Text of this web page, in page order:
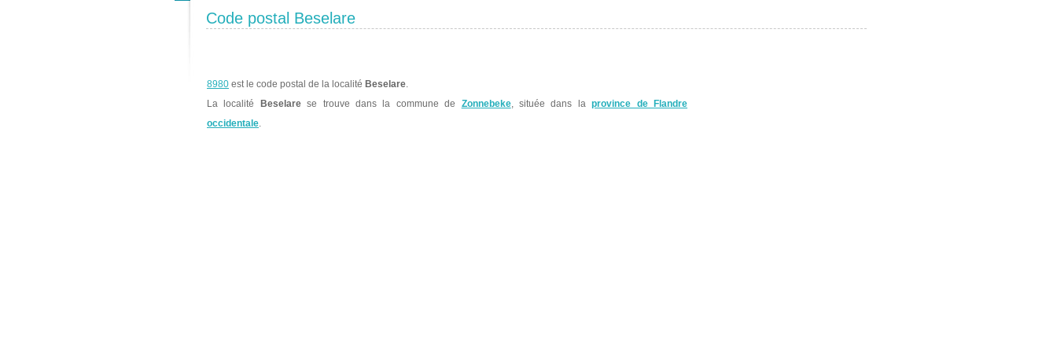
Code postal Beselare
8980 est le code postal de la localité Beselare.
La localité
Beselarese trouve dans la commune de Zonnebeke, située dans laprovince de Flandre
occidentale.